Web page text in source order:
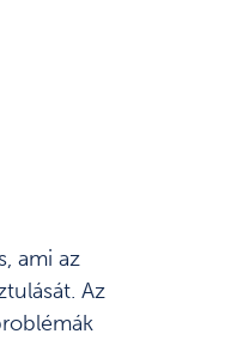
ami az
Az